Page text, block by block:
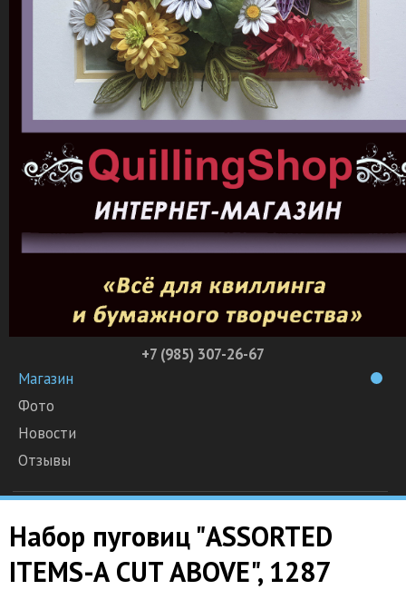
+7 (985) 307-26-67
Магазин
Фото
Новости
Отзывы
Набор пуговиц "ASSORTED
ITEMS-A CUT ABOVE", 1287